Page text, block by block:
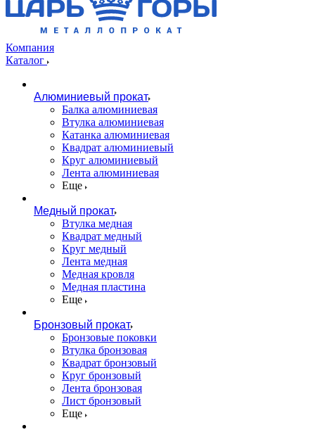
Компания
Каталог
Алюминиевый прокат
Балка алюминиевая
Втулка алюминиевая
Катанка алюминиевая
Квадрат алюминиевый
Круг алюминиевый
Лента алюминиевая
Еще
Медный прокат
Втулка медная
Квадрат медный
Круг медный
Лента медная
Медная кровля
Медная пластина
Еще
Бронзовый прокат
Бронзовые поковки
Втулка бронзовая
Квадрат бронзовый
Круг бронзовый
Лента бронзовая
Лист бронзовый
Еще